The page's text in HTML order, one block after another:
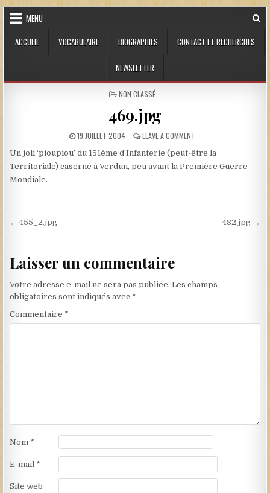
Skip to content
MENU
ACCUEIL
VOCABULAIRE BIOGRAPHIES CONTACT ET RECHERCHES
NEWSLETTER
POSTED IN
NON CLASSÉ
469.jpg
PUBLISHED DATE:
19 JUILLET 2004 LEAVE A COMMENTON 469.JPG
Un joli ‘pioupiou’ du 151ème d’Infanterie (peut-être la
Territoriale) caserné à Verdun, peu avant la Première Guerre
Mondiale.
Navigation de l’article
← 455_2.jpg 482.jpg →
Laisser un commentaire
Votre adresse e-mail ne sera pas publiée. Les champs
obligatoires sont indiqués avec *
Commentaire *
Nom *
E-mail *
Site web